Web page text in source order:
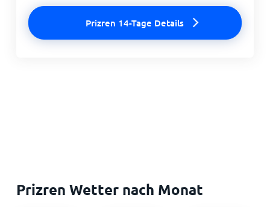
Prizren 14-Tage Details
Prizren Wetter nach Monat